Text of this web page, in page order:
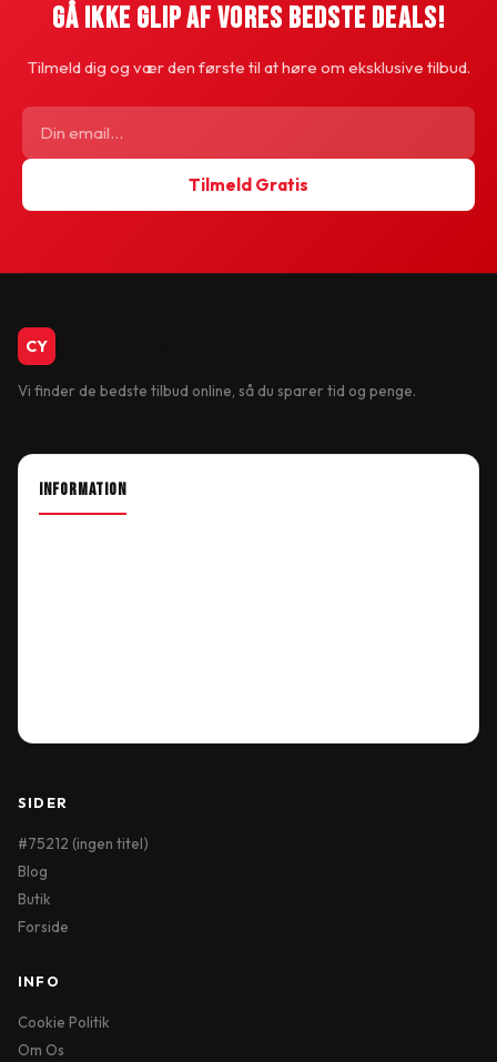
Gå Ikke Glip Af Vores Bedste Deals!
Tilmeld dig og vær den første til at høre om eksklusive tilbud.
Tilmeld Gratis
CY
Vi finder de bedste tilbud online, så du sparer tid og penge.
INFORMATION
SIDER
#75212 (ingen titel)
Blog
Butik
Forside
INFO
Cookie Politik
Om Os